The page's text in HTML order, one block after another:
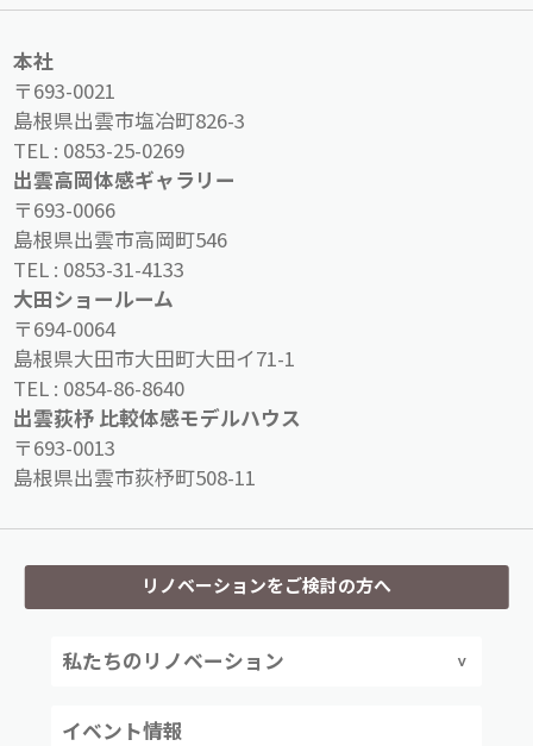
本社
〒693-0021
島根県出雲市塩冶町826-3
TEL : 0853-25-0269
出雲高岡体感ギャラリー
〒693-0066
島根県出雲市高岡町546
TEL : 0853-31-4133
大田ショールーム
〒694-0064
島根県大田市大田町大田イ71-1
TEL : 0854-86-8640
出雲荻杼 比較体感モデルハウス
〒693-0013
島根県出雲市荻杼町508-11
リノベーションをご検討の方へ
私たちのリノベーション
イベント情報